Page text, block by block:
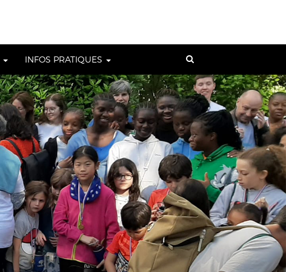
INFOS PRATIQUES